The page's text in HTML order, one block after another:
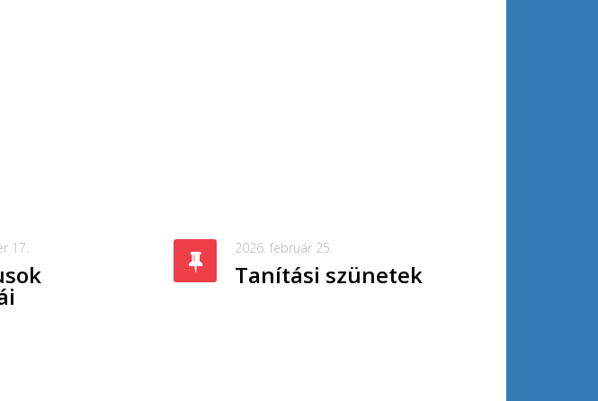
17. 2026. február 25.
Tanítási szünetek